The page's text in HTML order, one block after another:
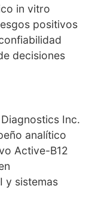
in vitro
positivos
decisiones
Inc.
analítico
Active-B12
y sistemas